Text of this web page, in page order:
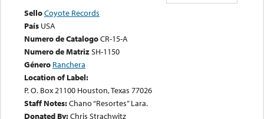
SelloCoyote Records
País USA
Numero de CatalogoCR-15-A
Numero de MatrizSH-1150
Género Ranchera
Location of Label:
P. O. Box 21100 Houston, Texas 77026
Staff Notes:Chano “Resortes” Lara.
Donated By:Chris Strachwitz